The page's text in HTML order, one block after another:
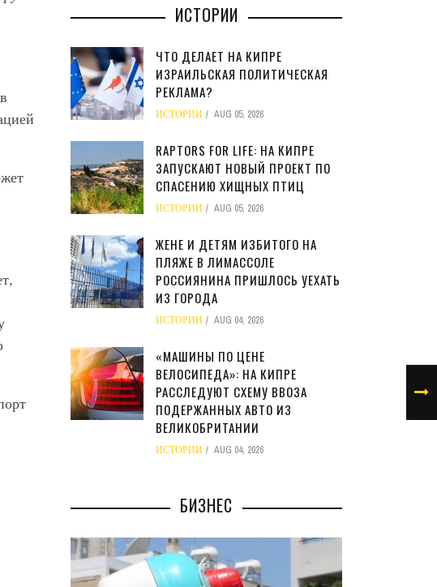
ИСТОРИИ
ЧТО ДЕЛАЕТ НА КИПРЕ
ИЗРАИЛЬСКАЯ ПОЛИТИЧЕСКАЯ
РЕКЛАМА?
ИСТОРИИ AUG 05, 2026
RAPTORS FOR LIFE: НА КИПРЕ
ЗАПУСКАЮТ НОВЫЙ ПРОЕКТ ПО
СПАСЕНИЮ ХИЩНЫХ ПТИЦ
ИСТОРИИ AUG 05, 2026
ЖЕНЕ И ДЕТЯМ ИЗБИТОГО НА
ПЛЯЖЕ В ЛИМАССОЛЕ
РОССИЯНИНА ПРИШЛОСЬ УЕХАТЬ
ИЗ ГОРОДА
ИСТОРИИ AUG 04, 2026
«МАШИНЫ ПО ЦЕНЕ
ВЕЛОСИПЕДА»: НА КИПРЕ
РАССЛЕДУЮТ СХЕМУ ВВОЗА
ПОДЕРЖАННЫХ АВТО ИЗ
ВЕЛИКОБРИТАНИИ
ИСТОРИИ AUG 04, 2026
БИЗНЕС